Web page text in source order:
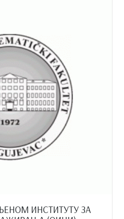
ИНСТИТУТУ ЗА